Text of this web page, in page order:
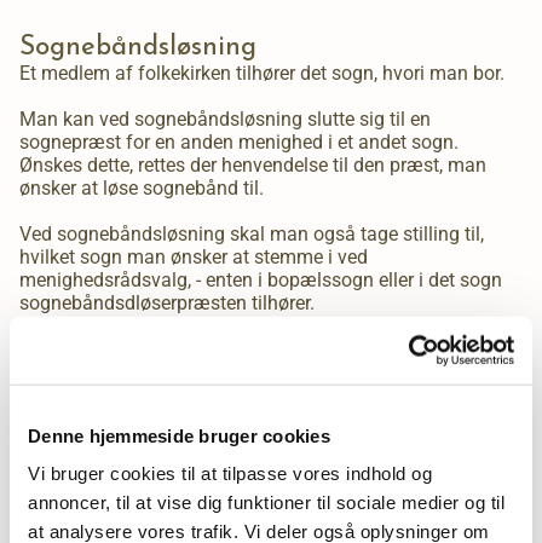
Denne hjemmeside bruger cookies
Vi bruger cookies til at tilpasse vores indhold og
annoncer, til at vise dig funktioner til sociale medier og til
at analysere vores trafik. Vi deler også oplysninger om
Sognebåndsløsning
Et medlem af folkekirken tilhører det sogn, hvori man bor.
Man kan ved sognebåndsløsning slutte sig til en
sognepræst for en anden menighed i et andet sogn.
Ønskes dette, rettes der henvendelse til den præst, man
ønsker at løse sognebånd til.
Ved sognebåndsløsning skal man også tage stilling til,
hvilket sogn man ønsker at stemme i ved
menighedsrådsvalg, - enten i bopælssogn eller i det sogn
sognebåndsdløserpræsten tilhører.
Nærmere information kan fås på kirkekontoret og hos